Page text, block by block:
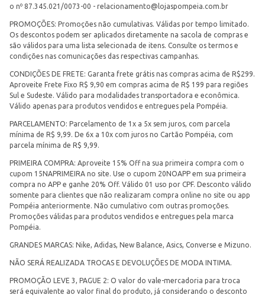
o nº 87.345.021/0073-00 - relacionamento@lojaspompeia.com.br
PROMOÇÕES: Promoções não cumulativas. Válidas por tempo limitado.
Os descontos podem ser aplicados diretamente na sacola de compras e
são válidos para uma lista selecionada de itens. Consulte os termos e
condições nas comunicações das respectivas campanhas.
CONDIÇÕES DE FRETE: Garanta frete grátis nas compras acima de R$299.
Aproveite Frete Fixo R$ 9,90 em compras acima de R$ 199 para regiões
Sul e Sudeste. Válido para modalidades transportadora e econômica.
Válido apenas para produtos vendidos e entregues pela Pompéia.
PARCELAMENTO: Parcelamento de 1x a 5x sem juros, com parcela
mínima de R$ 9,99. De 6x a 10x com juros no Cartão Pompéia, com
parcela mínima de R$ 9,99.
PRIMEIRA COMPRA: Aproveite 15% Off na sua primeira compra com o
cupom 15NAPRIMEIRA no site. Use o cupom 20NOAPP em sua primeira
compra no APP e ganhe 20% Off. Válido 01 uso por CPF. Desconto válido
somente para clientes que não realizaram compra online no site ou app
Pompéia anteriormente. Não cumulativo com outras promoções.
Promoções válidas para produtos vendidos e entregues pela marca
Pompéia.
GRANDES MARCAS: Nike, Adidas, New Balance, Asics, Converse e Mizuno.
NÃO SERÁ REALIZADA TROCAS E DEVOLUÇÕES DE MODA INTIMA.
PROMOÇÃO LEVE 3, PAGUE 2: O valor do vale-mercadoria para troca
será equivalente ao valor final do produto, já considerando o desconto